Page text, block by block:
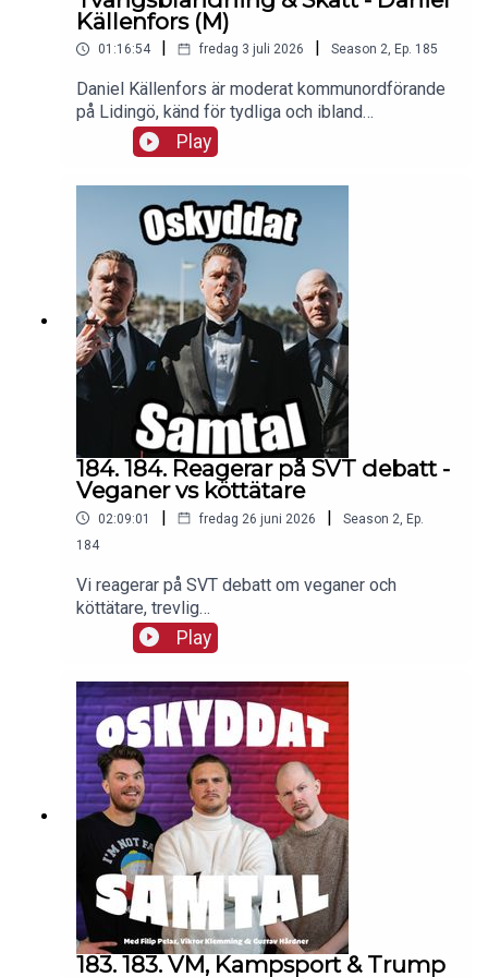
Källenfors (M)
01:16:54 fredag 3 juli 2026 Season 2, Ep. 185
Daniel Källenfors är moderat kommunordförande
på Lidingö, känd för tydliga och ibland
kontroversiella uttalanden om migration, skatter
och kommunpolitik. Han var först i Sverige med
att förbjuda tiggeri på Lidingö. Vi pratar om det
men också om gated communitys,
tvångsblandning, skatter & mycket annat.Daniel
har kritiserats för ett polariserande tonläge men
också uppskattats av många för sin raka och
tydliga stil. Trevlig lyssning!
Play
184. 184. Reagerar på SVT debatt -
Veganer vs köttätare
02:09:01 | fredag 26 juni 2026 | Season 2 Ep.
184
Vi reagerar på SVT debatt om veganer och
köttätare, trevlig
lyssning!Gustav:https://www.instagram.com/gust
avhardner/https://www.tiktok.com/@gustavhardn
s://www.tiktok.com/@ffilippelasViktor:https://ww
w.instagram.com/viktorklemming/https://www.tikt
ok.com/@viktorklemming94
Play
183. 183. VM, Kampsport & Trump